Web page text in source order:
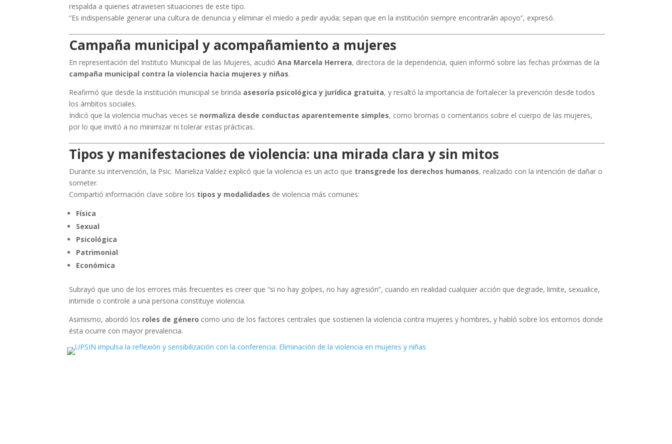
respalda a quienes atraviesen situaciones de este tipo.
“Es indispensable generar una cultura de denuncia y eliminar el miedo a pedir ayuda; sepan que en la institución siempre encontrarán apoyo”, expresó.
Campaña municipal y acompañamiento a mujeres
En representación del Instituto Municipal de las Mujeres, acudióAna Marcela Herrera, directora de la dependencia, quien informó sobre las fechas próximas de la
campaña municipal contra la violencia hacia mujeres y niñas.
Reafirmó que desde la institución municipal se brinda asesoría psicológica y jurídica gratuita, y resaltó la importancia de fortalecer la prevención desde todos
los ámbitos sociales.
Indicó que la violencia muchas veces se normaliza desde conductas aparentemente simples, como bromas o comentarios sobre el cuerpo de las mujeres,
por lo que invitó a no minimizar ni tolerar estas prácticas.
Tipos y manifestaciones de violencia: una mirada clara y sin mitos
Durante su intervención, la Psic. Marieliza Valdez explicó que la violencia es un acto que transgrede los derechos humanos, realizado con la intención de dañar o
someter.
Compartió información clave sobre los tipos y modalidades de violencia más comunes:
Física
Sexual
Psicológica
Patrimonial
Económica
Subrayó que uno de los errores más frecuentes es creer que “si no hay golpes, no hay agresión”, cuando en realidad cualquier acción que degrade, limite, sexualice,
intimide o controle a una persona constituye violencia.
Asimismo, abordó los roles de género como uno de los factores centrales que sostienen la violencia contra mujeres y hombres, y habló sobre los entornos donde
ésta ocurre con mayor prevalencia.